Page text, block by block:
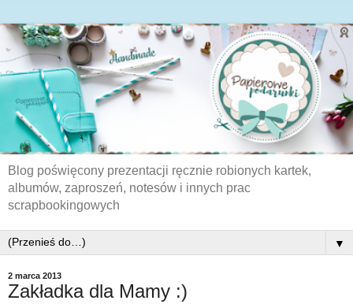
Blog poświęcony prezentacji ręcznie robionych kartek,
albumów, zaproszeń, notesów i innych prac
scrapbookingowych
▼
2 marca 2013
Zakładka dla Mamy :)